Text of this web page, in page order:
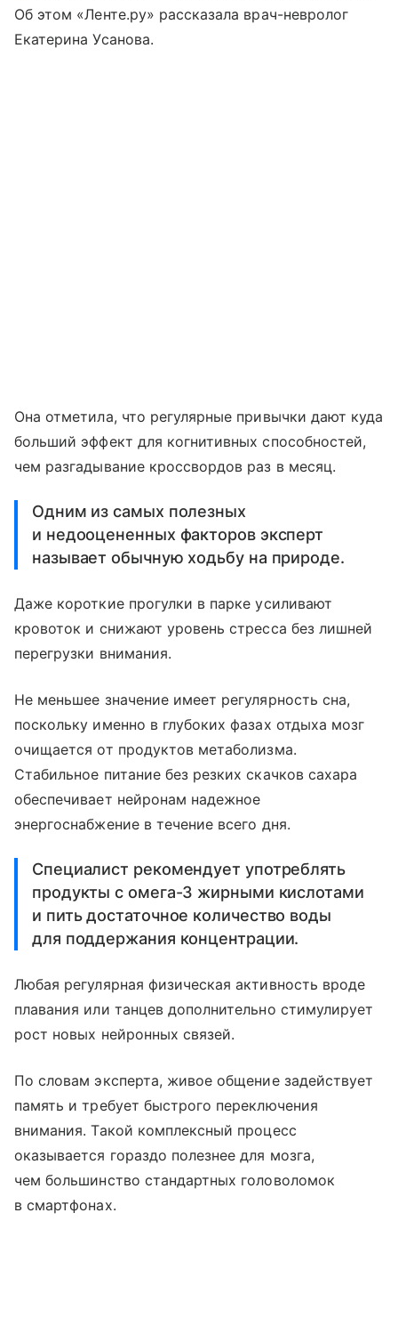
Об этом «Ленте.ру» рассказала врач-невролог
Екатерина Усанова.
Она отметила, что регулярные привычки дают куда
больший эффект для когнитивных способностей,
чем разгадывание кроссвордов раз в месяц.
Одним из самых полезных
и недооцененных факторов эксперт
называет обычную ходьбу на природе.
Даже короткие прогулки в парке усиливают
кровоток и снижают уровень стресса без лишней
перегрузки внимания.
Не меньшее значение имеет регулярность сна,
поскольку именно в глубоких фазах отдыха мозг
очищается от продуктов метаболизма.
Стабильное питание без резких скачков сахара
обеспечивает нейронам надежное
энергоснабжение в течение всего дня.
Специалист рекомендует употреблять
продукты с омега-3 жирными кислотами
и пить достаточное количество воды
для поддержания концентрации.
Любая регулярная физическая активность вроде
плавания или танцев дополнительно стимулирует
рост новых нейронных связей.
По словам эксперта, живое общение задействует
память и требует быстрого переключения
внимания. Такой комплексный процесс
оказывается гораздо полезнее для мозга,
чем большинство стандартных головоломок
в смартфонах.